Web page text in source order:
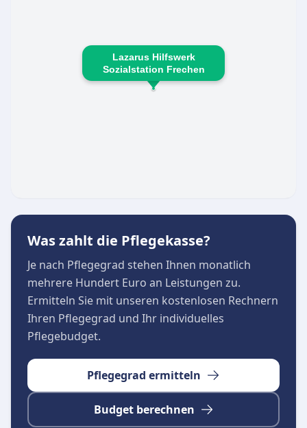
fachgerechte Unterstützung bei der Pflege zu
Hause, die gleichzeitig pflegende Angehörige
spürbar entlastet.
eine hohe Betreuungsqualität direkt vor Ort.
Lazarus Hilfswerk
Sozialstation Frechen
Was zahlt die Pflegekasse?
Je nach Pflegegrad stehen Ihnen monatlich
mehrere Hundert Euro an Leistungen zu.
Ermitteln Sie mit unseren kostenlosen Rechnern
Ihren Pflegegrad und Ihr individuelles
Pflegebudget.
Pflegegrad ermitteln
Budget berechnen